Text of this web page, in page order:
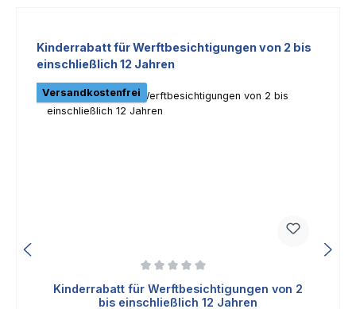
Produktgalerie überspringen
Kinderrabatt für Werftbesichtigungen von 2 bis
einschließlich 12 Jahren
Versandkostenfrei
Kinderrabatt für Werftbesichtigungen von 2
bis einschließlich 12 Jahren